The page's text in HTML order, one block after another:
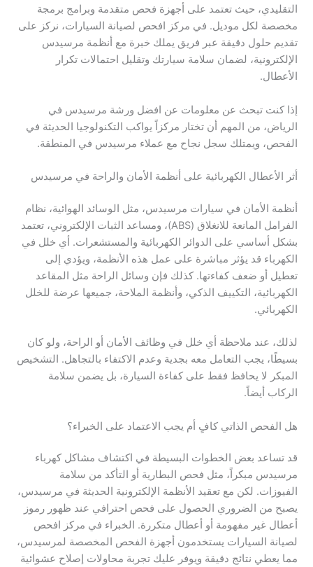
التقليدي، حيث تعتمد على أجهزة فحص متقدمة وبرامج برمجة
مخصصة لكل موديل. في مركز افحص لصيانة السيارات، نركز على
تقديم حلول دقيقة عبر فريق يملك خبرة مع أنظمة مرسيدس
الإلكترونية، لضمان سلامة سيارتك وتقليل احتمالات تكرار
الأعطال.
إذا كنت تبحث عن معلومات عن افضل ورشة مرسيدس في
الرياض، من المهم أن تختار مركزاً يواكب التكنولوجيا الحديثة في
الفحص، ويمتلك سجل نجاح مع عملاء مرسيدس في المنطقة.
أثر الأعطال الكهربائية على أنظمة الأمان والراحة في مرسيدس
أنظمة الأمان في سيارات مرسيدس، مثل الوسائد الهوائية، نظام
الفرامل المانعة للانغلاق (ABS)، ومساعد الثبات الإلكتروني، تعتمد
بشكل أساسي على الدوائر الكهربائية والمستشعرات. أي خلل في
الكهرباء قد يؤثر مباشرة على عمل هذه الأنظمة، ويؤدي إلى
تعطيل أو ضعف كفاءتها. كذلك فإن وسائل الراحة مثل المقاعد
الكهربائية، التكييف الذكي، وأنظمة الملاحة، جميعها عرضة للخلل
الكهربائي.
لذلك، عند ملاحظة أي خلل في وظائف الأمان أو الراحة، ولو كان
بسيطًا، يجب التعامل معه بجدية وعدم الاكتفاء بالتجاهل. التشخيص
المبكر لا يحافظ فقط على كفاءة السيارة، بل يضمن سلامة
الركاب أيضاً.
هل الفحص الذاتي كافٍ أم يجب الاعتماد على الخبراء؟
قد تساعد بعض الخطوات البسيطة في اكتشاف مشاكل كهرباء
مرسيدس مبكراً، مثل فحص البطارية أو التأكد من سلامة
الفيوزات. لكن مع تعقيد الأنظمة الإلكترونية الحديثة في مرسيدس،
يصبح من الضروري الحصول على فحص احترافي عند ظهور رموز
أعطال غير مفهومة أو أعطال متكررة. الخبراء في مركز افحص
لصيانة السيارات يستخدمون أجهزة الفحص المخصصة لمرسيدس،
مما يعطي نتائج دقيقة ويوفر عليك تجربة محاولات إصلاح عشوائية